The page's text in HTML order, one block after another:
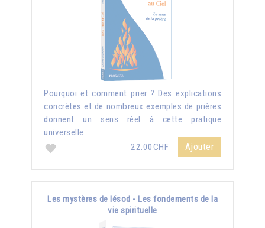
Pourquoi et comment prier ? Des explications
concrètes et de nombreux exemples de prières
donnent un sens réel à cette pratique
universelle.
22.00CHF
Ajouter
Les mystères de Iésod - Les fondements de la
vie spirituelle